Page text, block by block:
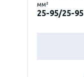
мм²
25-95/25-95